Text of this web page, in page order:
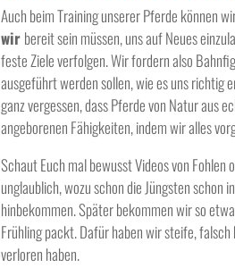
Auch beim Training unserer Pferde können
wir bereit sein müssen, uns auf Neues
feste Ziele verfolgen. Wir fordern also
ausgeführt werden sollen, wie es uns richtig
ganz vergessen, dass Pferde von Natur aus
angeborenen Fähigkeiten, indem wir alles
Schaut Euch mal bewusst Videos von
unglaublich, wozu schon die Jüngsten
hinbekommen. Später bekommen wir so
Frühling packt. Dafür haben wir steife,
verloren haben.